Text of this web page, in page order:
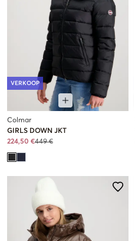
VERKOOP
Colmar
GIRLS DOWN JKT
224,50 €449 €